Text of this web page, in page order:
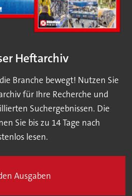
Heftarchiv
Branche bewegt! Nutzen Sie
für Ihre Recherche und
Suchergebnissen. Die
Sie bis zu 14 Tage nach
lesen.
Ausgaben